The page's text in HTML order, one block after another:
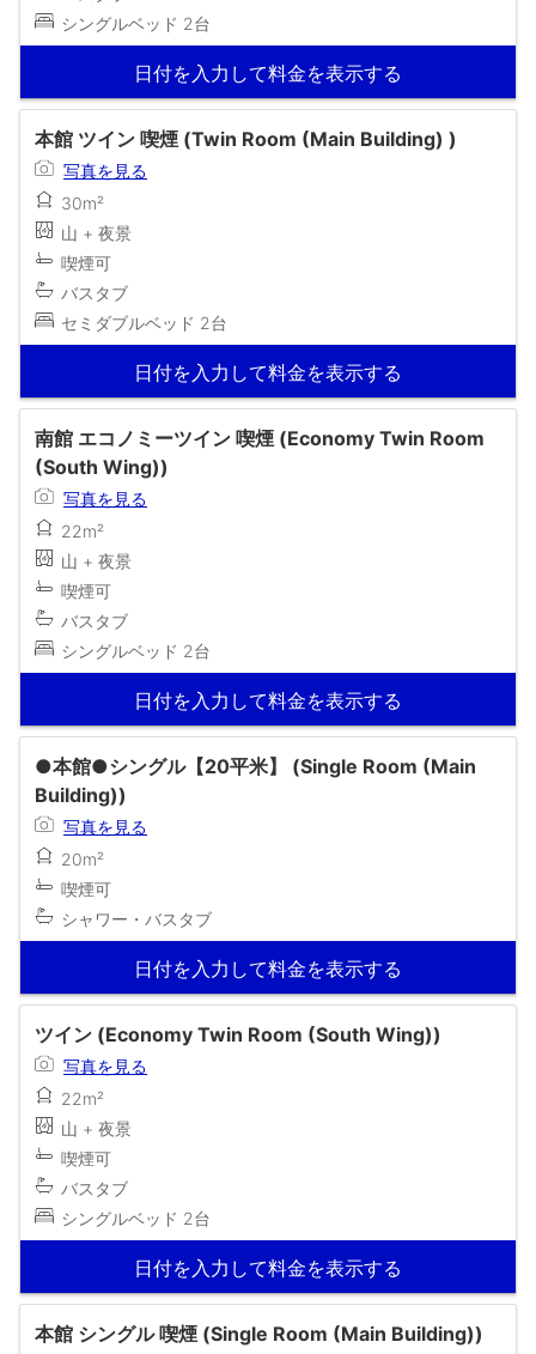
シングルベッド 2台
日付を入力して料金を表示する
本館 ツイン 喫煙 (Twin Room (Main Building) )
写真を見る
30m²
山 + 夜景
喫煙可
バスタブ
セミダブルベッド 2台
日付を入力して料金を表示する
南館 エコノミーツイン 喫煙 (Economy Twin Room
(South Wing))
写真を見る
22m²
山 + 夜景
喫煙可
バスタブ
シングルベッド 2台
日付を入力して料金を表示する
●本館●シングル【20平米】 (Single Room (Main
Building))
写真を見る
20m²
喫煙可
シャワー・バスタブ
日付を入力して料金を表示する
ツイン (Economy Twin Room (South Wing))
写真を見る
22m²
山 + 夜景
喫煙可
バスタブ
シングルベッド 2台
日付を入力して料金を表示する
本館 シングル 喫煙 (Single Room (Main Building))